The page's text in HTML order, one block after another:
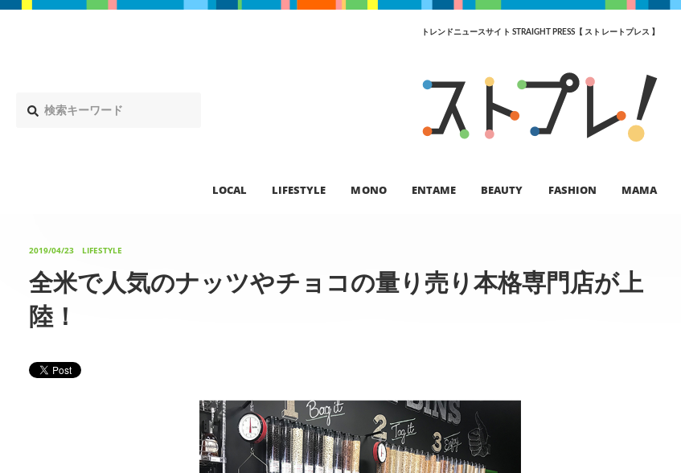
トレンドニュースサイト STRAIGHT PRESS【 ストレートプレス 】
LOCAL LIFESTYLE MONO ENTAME BEAUTY FASHION MAMA
2019/04/23 LIFESTYLE
全米で人気のナッツやチョコの量り売り本格専門店が上
陸！